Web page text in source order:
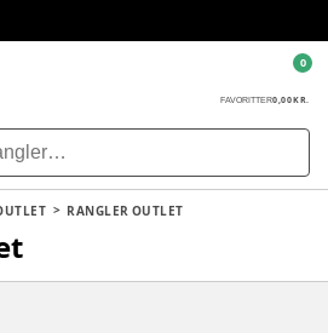
FAVORITTER0,00 KR.
0
RANGLER OUTLET